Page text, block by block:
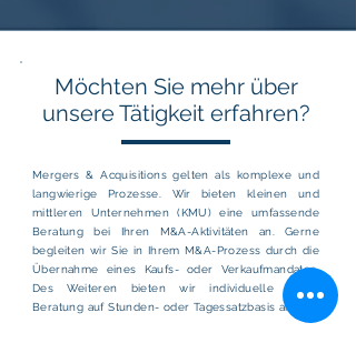
Möchten Sie mehr über
unsere Tätigkeit erfahren?
Mergers & Acquisitions gelten als komplexe und
langwierige Prozesse. Wir bieten kleinen und
mittleren Unternehmen (KMU) eine umfassende
Beratung bei Ihren M&A-Aktivitäten an. Gerne
begleiten wir Sie in Ihrem M&A-Prozess durch die
Übernahme eines Kaufs- oder Verkaufmandates.
Des Weiteren bieten wir individuelle M&A-
Beratung auf Stunden- oder Tagessatzbasis an.